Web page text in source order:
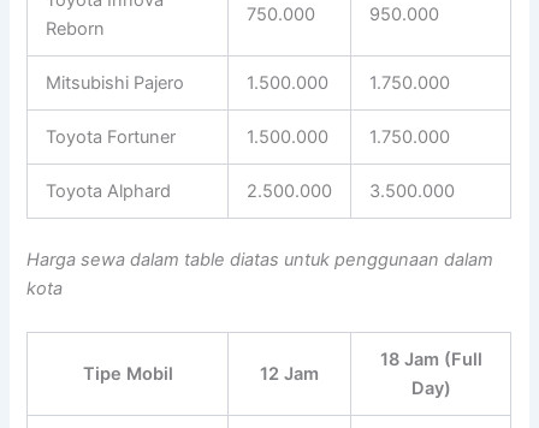
Reborn
750.000 950.000
Mitsubishi Pajero 1.500.000 1.750.000
Toyota Fortuner 1.500.000 1.750.000
Toyota Alphard 2.500.000 3.500.000
Harga sewa dalam table diatas untuk penggunaan dalam
kota
Tipe Mobil 12 Jam
18 Jam (Full
Day)